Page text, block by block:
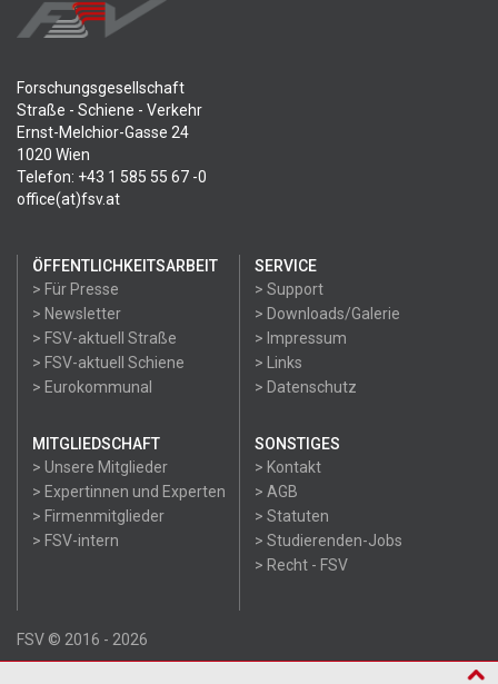
Forschungsgesellschaft
Straße - Schiene - Verkehr
Ernst-Melchior-Gasse 24
1020 Wien
Telefon: +43 1 585 55 67 -0
office(at)fsv.at
ÖFFENTLICHKEITSARBEIT
> Für Presse
> Newsletter
> FSV-aktuell Straße
> FSV-aktuell Schiene
> Eurokommunal
SERVICE
> Support
> Downloads/Galerie
> Impressum
> Links
> Datenschutz
MITGLIEDSCHAFT
> Unsere Mitglieder
> Expertinnen und Experten
> Firmenmitglieder
> FSV-intern
SONSTIGES
> Kontakt
> AGB
> Statuten
> Studierenden-Jobs
> Recht - FSV
FSV © 2016 - 2026